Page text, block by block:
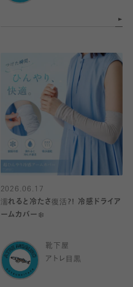
2026.06.17
濡れると冷たさ復活?! 冷感ドライア
ームカバー❄️
靴下屋
アトレ目黒